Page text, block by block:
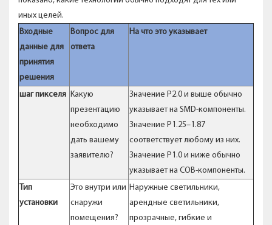
иных целей.
Входные
данные для
принятия
решения
Вопрос для
ответа
На что это указывает
шаг пикселя Какую
презентацию
необходимо
дать вашему
заявителю?
Значение P2.0 и выше обычно
указывает на SMD-компоненты.
Значение P1.25–1.87
соответствует любому из них.
Значение P1.0 и ниже обычно
указывает на COB-компоненты.
Тип
установки
Это внутри или
снаружи
помещения?
Наружные светильники,
арендные светильники,
прозрачные, гибкие и